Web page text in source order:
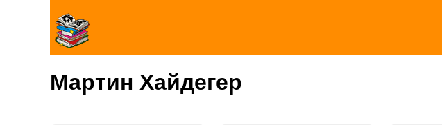
Мартин Хайдегер